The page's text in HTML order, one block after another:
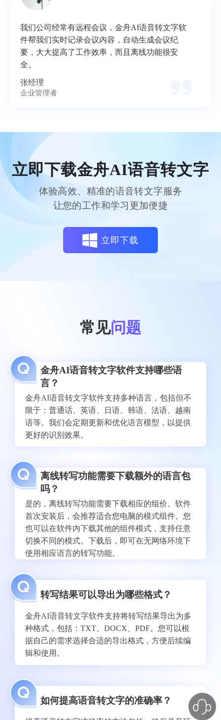
我们公司经常有远程会议，金舟AI语音转文字软
件帮我们实时记录会议内容，自动生成会议纪
要，大大提高了工作效率，而且离线功能很安
全。
张经理
企业管理者
立即下载金舟AI语音转文字
体验高效、精准的语音转文字服务
让您的工作和学习更加便捷
立即下载
常见问题
金舟AI语音转文字软件支持哪些语
言？
金舟AI语音转文字软件支持多种语言，包括但不
限于：普通话、英语、日语、韩语、法语、越南
语等。我们会定期更新和优化语言模型，以提供
更好的识别效果。
离线转写功能需要下载额外的语言包
吗？
是的，离线转写功能需要下载相应的组价。软件
首次安装后，会推荐适合您电脑的模式组件。您
也可以在软件内下载其他的组件模式，支持任意
切换不同的模式。下载后，即可在无网络环境下
使用相应语言的转写功能。
转写结果可以导出为哪些格式？
金舟AI语音转文字软件支持将转写结果导出为多
种格式，包括：TXT、DOCX、PDF。您可以根
据自己的需求选择合适的导出格式，方便后续编
辑和使用。
如何提高语音转文字的准确率？